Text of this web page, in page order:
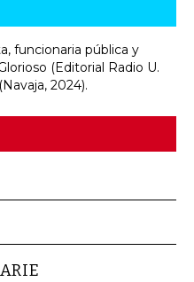
funcionaria pública y
(Editorial Radio U.
2024).